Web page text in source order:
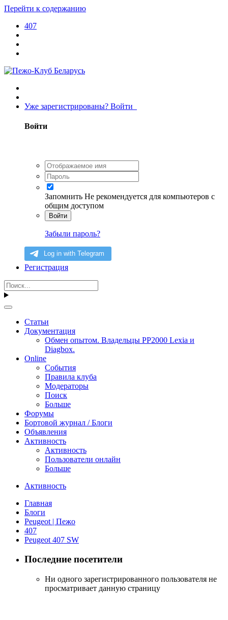
Перейти к содержанию
407
Уже зарегистрированы? Войти
Войти
Запомнить Не рекомендуется для компьютеров с
общим доступом
Войти
Забыли пароль?
Регистрация
Статьи
Документация
Обмен опытом. Владельцы PP2000 Lexia и
Diagbox.
Online
События
Правила клуба
Модераторы
Поиск
Больше
Форумы
Бортовой журнал / Блоги
Объявления
Активность
Активность
Пользователи онлайн
Больше
Активность
Главная
Блоги
Peugeot | Пежо
407
Peugeot 407 SW
Последние посетители
Ни одного зарегистрированного пользователя не
просматривает данную страницу